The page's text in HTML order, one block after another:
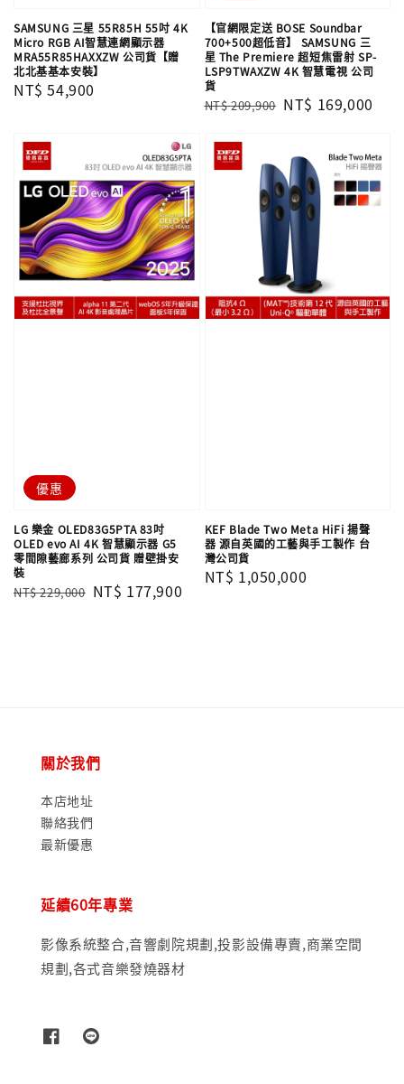
SAMSUNG 三星 55R85H 55吋 4K
Micro RGB AI智慧連網顯示器
MRA55R85HAXXZW 公司貨【贈
北北基基本安裝】
Regular
NT$ 54,900
【官網限定送 BOSE Soundbar
700+500超低音】 SAMSUNG 三
星 The Premiere 超短焦雷射 SP-
LSP9TWAXZW 4K 智慧電視 公司
貨
Regular
NT$ 209,900 Sale
NT$ 169,000
優惠
LG 樂金 OLED83G5PTA 83吋
OLED evo AI 4K 智慧顯示器 G5
零間隙藝廊系列 公司貨 贈壁掛安
裝
Regular
NT$ 229,000 Sale
NT$ 177,900
KEF Blade Two Meta HiFi 揚聲
器 源自英國的工藝與手工製作 台
灣公司貨
Regular
NT$ 1,050,000
關於我們
本店地址
聯絡我們
最新優惠
延續60年專業
影像系統整合,音響劇院規劃,投影設備專賣,商業空間
規劃,各式音樂發燒器材